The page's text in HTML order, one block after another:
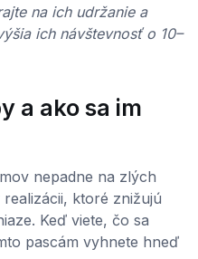
na ich udržanie a
ich návštevnosť o 10–
a ako sa im
nepadne na zlých
ktoré znižujú
Keď viete, čo sa
pascám vyhnete hneď